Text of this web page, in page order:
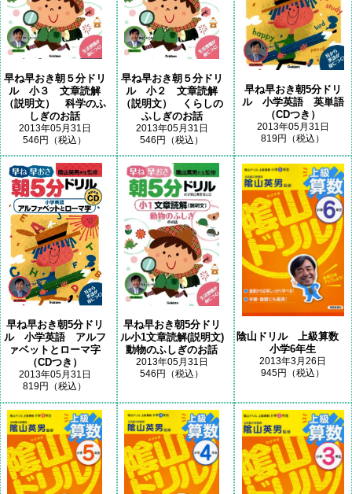
早ね早おき朝５分ドリ
ル 小３ 文章読解
（説明文） 科学のふ
しぎのお話
2013年05月31日
546円（税込）
早ね早おき朝５分ドリ
ル 小２ 文章読解
（説明文） くらしの
ふしぎのお話
2013年05月31日
546円（税込）
早ね早おき朝5分ドリ
ル 小学英語 英単語
（CDつき）
2013年05月31日
819円（税込）
早ね早おき朝5分ドリ
ル 小学英語 アルフ
ァベットとローマ字
（CDつき）
2013年05月31日
819円（税込）
早ね早おき朝5分ドリ
ル小1文章読解(説明文)
動物のふしぎのお話
2013年05月31日
546円（税込）
陰山ドリル 上級算数
小学6年生
2013年3月26日
945円（税込）